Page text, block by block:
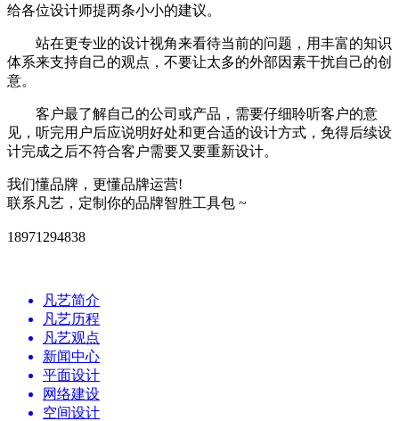
给各位设计师提两条小小的建议。
站在更专业的设计视角来看待当前的问题，用丰富的知识
体系来支持自己的观点，不要让太多的外部因素干扰自己的创
意。
客户最了解自己的公司或产品，需要仔细聆听客户的意
见，听完用户后应说明好处和更合适的设计方式，免得后续设
计完成之后不符合客户需要又要重新设计。
我们懂品牌，更懂品牌运营!
联系凡艺，定制你的品牌智胜工具包 ~
18971294838
凡艺简介
凡艺历程
凡艺观点
新闻中心
平面设计
网络建设
空间设计